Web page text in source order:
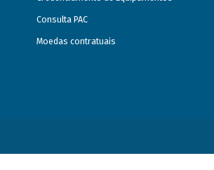
Consulta PAC
Moedas contratuais